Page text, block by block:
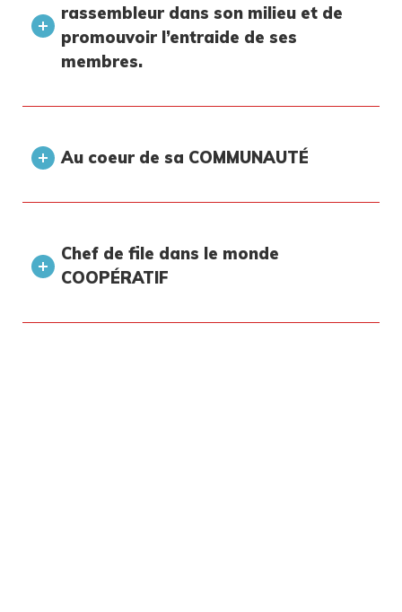
rassembleur dans son milieu et de
promouvoir l’entraide de ses
membres.
Au coeur de sa COMMUNAUTÉ
Chef de file dans le monde
COOPÉRATIF